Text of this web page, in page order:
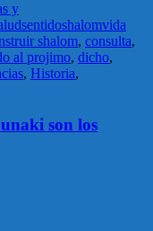
y
sentidoshalomvida
shalom, consulta,
al projimo, dicho,
, Historia,
son los